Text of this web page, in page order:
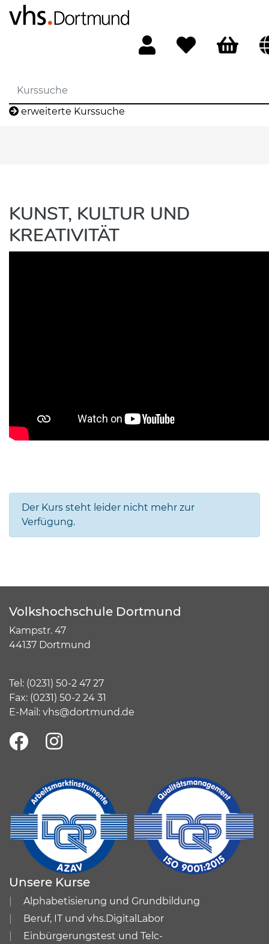
erweiterte Kurssuche
KUNST, KULTUR UND
KREATIVITÄT
Der Kurs steht leider nicht mehr zur
Verfügung.
Volkshochschule Dortmund
Kampstr. 47
44137 Dortmund
Tel: (0231) 50-2 47 27
Fax: (0231) 50-2 24 31
E-Mail: vhs@dortmund.de
Unsere Kurse
Alphabetisierung und Grundbildung
Beruf, IT und vhs.DigitalLabor
Einbürgerungstest und Telc-